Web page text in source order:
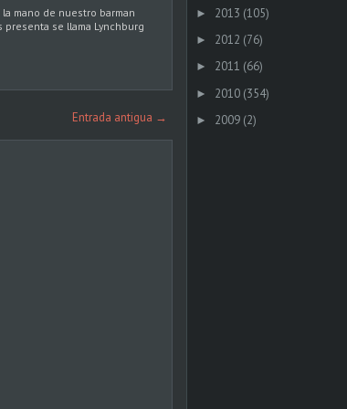
mano de nuestro barman
presenta se llama Lynchburg
Entrada antigua →
► 2013 (105)
► 2012 (76)
► 2011 (66)
► 2010 (354)
► 2009 (2)